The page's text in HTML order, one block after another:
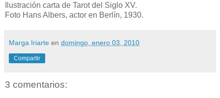
Ilustración carta de Tarot del Siglo XV.
Foto Hans Albers, actor en Berlín, 1930.
Marga Iriarte en domingo, enero 03, 2010
Compartir
3 comentarios: